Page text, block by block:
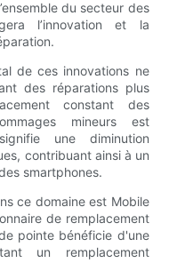
du secteur des
l’innovation et la
de ces innovations ne
des réparations plus
constant des
mineurs est
une diminution
contribuant ainsi à un
smartphones.
ce domaine est Mobile
de remplacement
pointe bénéficie d'une
un remplacement